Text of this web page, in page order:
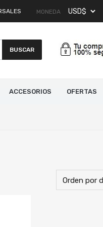
MONEDA
BUSCAR
ACCESORIOS OFERTAS